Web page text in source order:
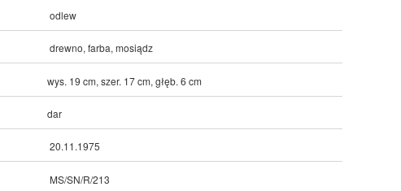
odlew
drewno, farba, mosiądz
wys. 19 cm, szer. 17 cm, głęb. 6 cm
dar
20.11.1975
MS/SN/R/213